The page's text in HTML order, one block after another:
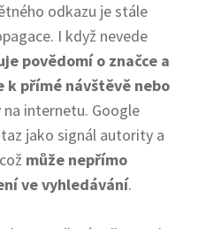
odkazu je stále
I když nevede
povědomí o značce a
přímé návštěvě nebo
na internetu. Google
jako signál autority a
může nepřímo
ve vyhledávání.